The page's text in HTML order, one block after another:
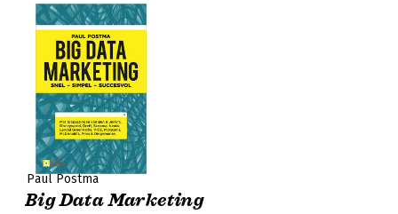
Paul Postma
Big Data Marketing